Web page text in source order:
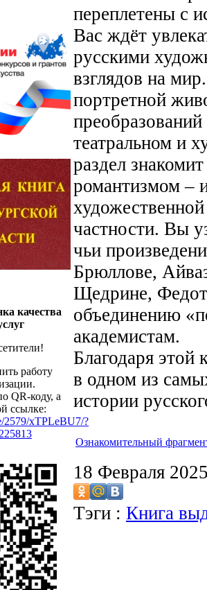
качества
работу
QR-коду, а
ссылке:
2579/xTPLeBU7/?
переплетены с
Вас ждёт
русскими
взглядов на
портретной
театральном и
раздел
романтизмом –
частности. Вы
чьи
Брюллове,
Щедрине,
объединению
академистам.
Благодаря этой
в одном из
истории
Ознакомительный
18 Февраля
Тэги : Книга